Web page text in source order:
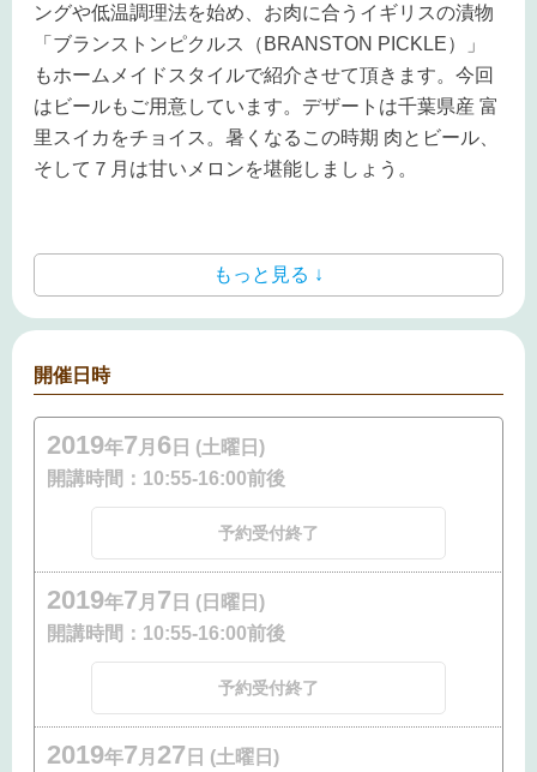
ングや低温調理法を始め、お肉に合うイギリスの漬物
「ブランストンピクルス（BRANSTON PICKLE）」
もホームメイドスタイルで紹介させて頂きます。今回
はビールもご用意しています。デザートは千葉県産 富
里スイカをチョイス。暑くなるこの時期 肉とビール、
そして７月は甘いメロンを堪能しましょう。
もっと見る ↓
開催日時
2019年7 月 6 日 (土曜日)
開講時間： 10:55-16:00前後
予約受付終了
2019年7 月 7 日 (日曜日)
開講時間： 10:55-16:00前後
予約受付終了
2019年7 月 27 日 (土曜日)